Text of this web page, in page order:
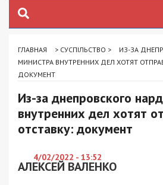
ГЛАВНАЯ > СУСПІЛЬСТВО >
ИЗ-ЗА
МИНИСТРА ВНУТРЕННИХ ДЕЛ ХОТЯТ
ДОКУМЕНТ
Из-за днепровского
внутренних дел хотят
отставку: документ
4/02/2022 - 13:52
АЛЕКСЕЙ ВАЛЕНКО